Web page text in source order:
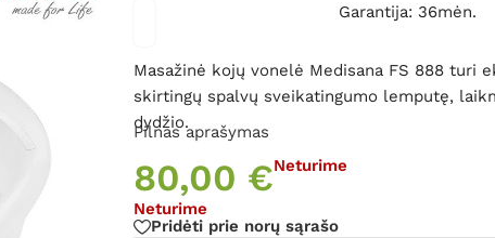
Garantija: 36mėn.
Masažinė kojų vonelė Medisana FS 888 turi
skirtingų spalvų sveikatingumo lemputę,
dydžio.
Pilnas aprašymas
80,00 €Neturime
Neturime
Pridėti prie norų sąrašo